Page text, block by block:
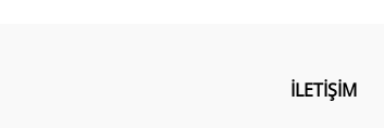
İLETIŞIM